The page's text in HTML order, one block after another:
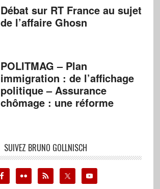
Débat sur RT France au sujet
de l’affaire Ghosn
POLITMAG – Plan
immigration : de l’affichage
politique – Assurance
chômage : une réforme
SUIVEZ BRUNO GOLLNISCH